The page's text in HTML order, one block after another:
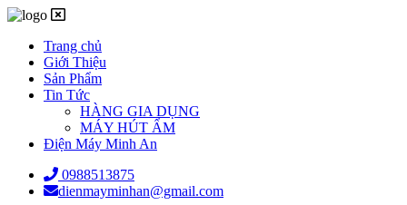
Trang chủ
Giới Thiệu
Sản Phẩm
Tin Tức
HÀNG GIA DỤNG
MÁY HÚT ẨM
Điện Máy Minh An
0988513875
dienmayminhan@gmail.com